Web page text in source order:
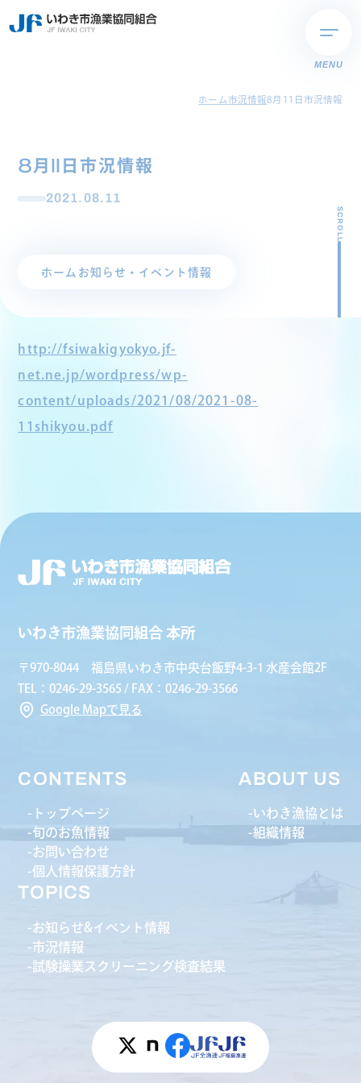
MENU
ホーム市況情報8月11日市況情報
8月11日市況情報
2021.08.11
ホーム お知らせ・イベント情報
SCROLL
http://fsiwakigyokyo.jf-
net.ne.jp/wordpress/wp-
content/uploads/2021/08/2021-08-
11shikyou.pdf
いわき市漁業協同組合 本所
〒970-8044 福島県いわき市中央台飯野4-3-1 水産会館2F
TEL：0246-29-3565 / FAX：0246-29-3566
Google Mapで見る
CONTENTS
トップページ
旬のお魚情報
お問い合わせ
個人情報保護方針
ABOUT US
いわき漁協とは
組織情報
TOPICS
お知らせ&イベント情報
市況情報
試験操業スクリーニング検査結果